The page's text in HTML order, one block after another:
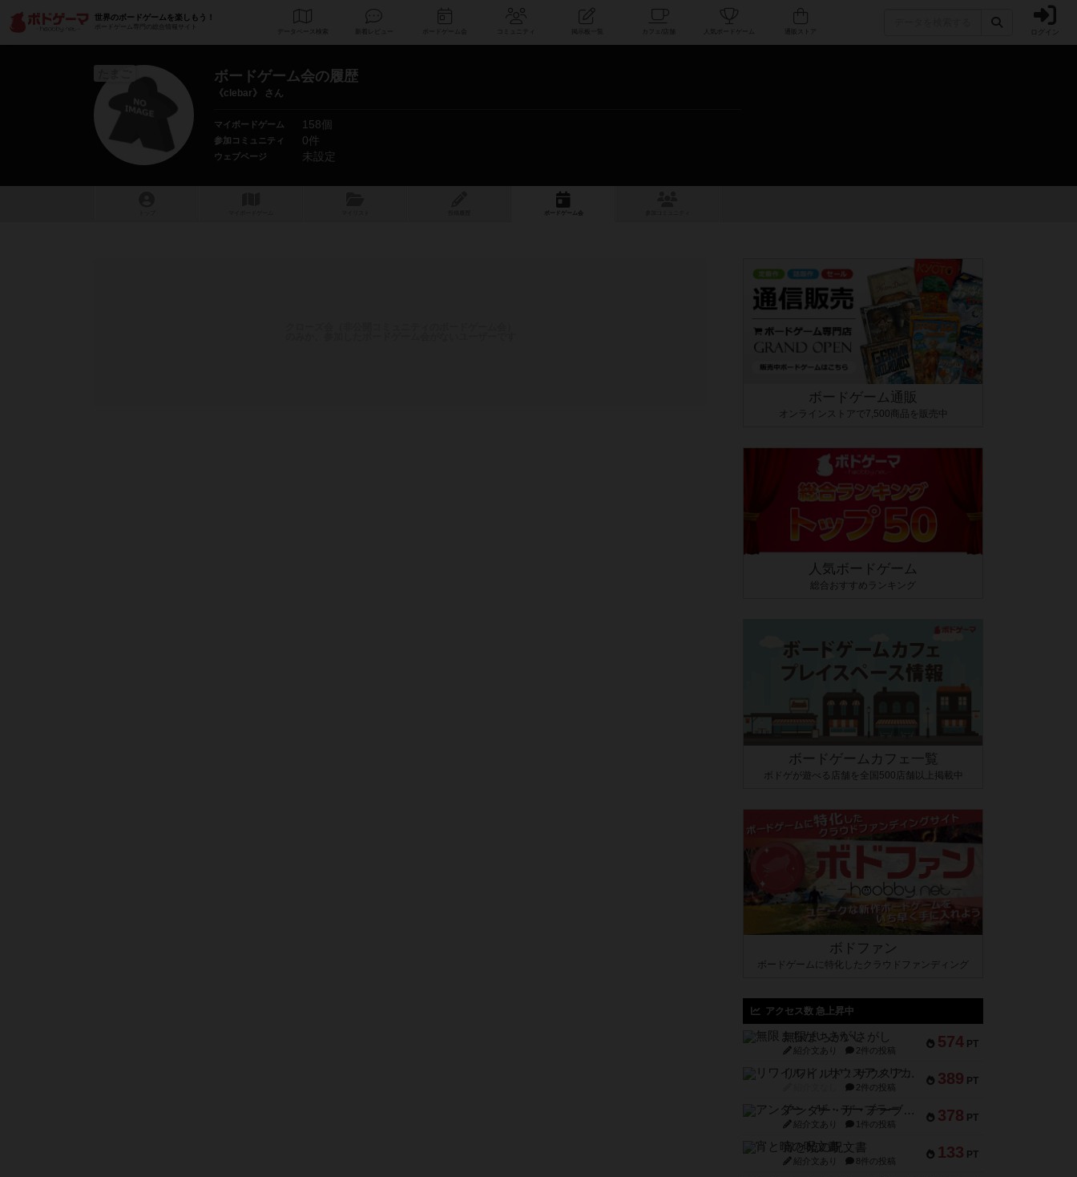
世界のボードゲームを楽しもう！
ボードゲーム専門の総合情報サイト
データベース コミュニティ 人気ボードゲーム ログイン
ボードゲーム会の履歴
《clebar》 さん
マイボードゲーム 158個
参加コミュニティ 0件
ウェブページ 未設定
ボ ドゲ ーム
ボードゲーム通販
オンラインストアで7,500商品を販売中
人気ボードゲーム
総合おすすめランキング
ボードゲームカフェ一覧
ボドゲが遊べる店舗を全国500店舗以上掲載中
ボドファン
ボードゲームに特化したクラウドファンディング
アクセス数 急上昇中
574 PT
無限まちがいさがし
紹介文あり 2件の投稿
389 PT
リワイルド：サウスアメリカ
2件の投稿
378 PT
アンダー・ザ・テーブラー
紹介文あり 1件の投稿
133 PT
宵と暁の呪文書
紹介文あり 8件の投稿